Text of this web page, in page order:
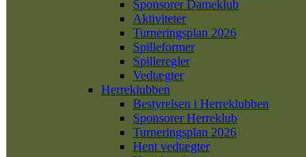
Sponsorer Dameklub
Aktiviteter
Turneringsplan 2026
Spilleformer
Spilleregler
Vedtægter
Herreklubben
Bestyrelsen i Herreklubben
Sponsorer Herreklub
Turneringsplan 2026
Hent vedtægter